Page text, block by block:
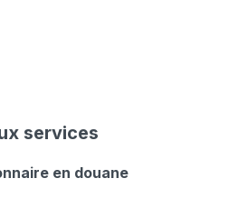
services
en douane